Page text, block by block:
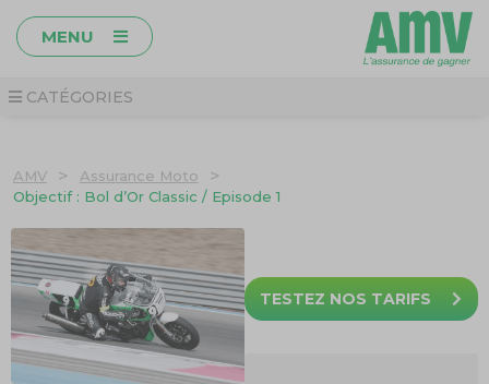
MENU
CATÉGORIES
AMV > Assurance Moto >
Objectif : Bol d’Or Classic / Episode 1
TESTEZ NOS TARIFS